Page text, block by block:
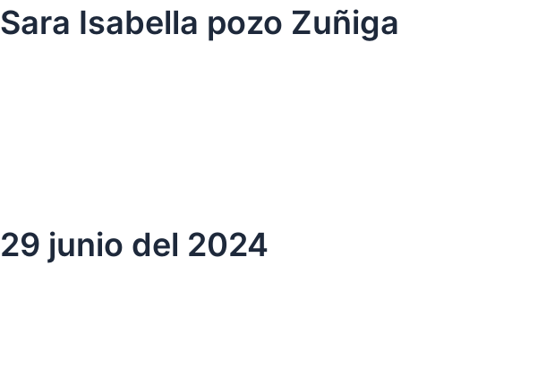
Ir
al
Sara Isabella pozo Zuñiga
29 junio del 2024